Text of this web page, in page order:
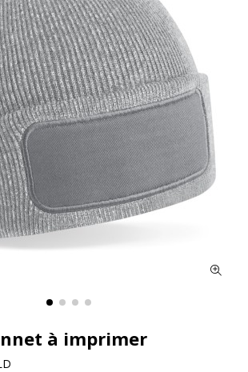
à imprimer